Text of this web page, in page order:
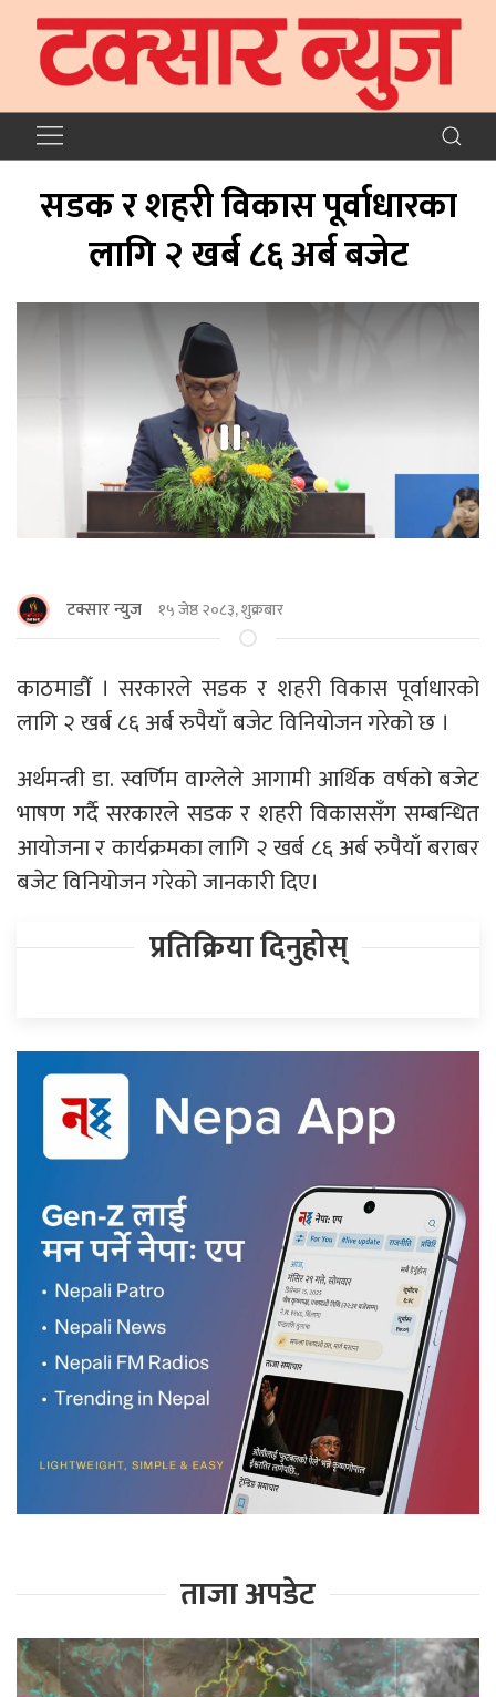
सडक र शहरी विकास पूर्वाधारका
लागि २ खर्ब ८६ अर्ब बजेट
टक्सार न्युज १५ जेष्ठ २०८३, शुक्रबार
काठमाडौँ । सरकारले सडक र शहरी विकास पूर्वाधारको
लागि २ खर्ब ८६ अर्ब रुपैयाँ बजेट विनियोजन गरेको छ ।
अर्थमन्त्री डा. स्वर्णिम वाग्लेले आगामी आर्थिक वर्षको बजेट
भाषण गर्दै सरकारले सडक र शहरी विकाससँग सम्बन्धित
आयोजना र कार्यक्रमका लागि २ खर्ब ८६ अर्ब रुपैयाँ बराबर
बजेट विनियोजन गरेको जानकारी दिए।
प्रतिक्रिया दिनुहोस्
ताजा अपडेट